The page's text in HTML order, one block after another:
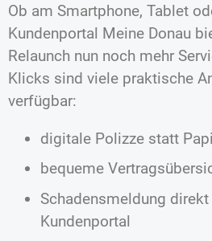
Ob am Smartphone, Tablet
Kundenportal Meine Donau
Relaunch nun noch mehr
Klicks sind viele praktische
verfügbar:
digitale Polizze statt
bequeme
Schadensmeldung
Kundenportal